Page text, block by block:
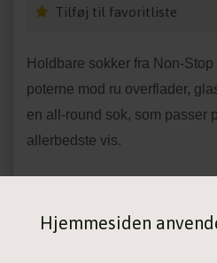
Hjemmesiden
Tilføj til favoritliste
Holdbare sokker fra Non-
poterne mod ru overflader,
en all-round sok, som passer
allerbedste vis.
niveau 5 anti-skæremateriale